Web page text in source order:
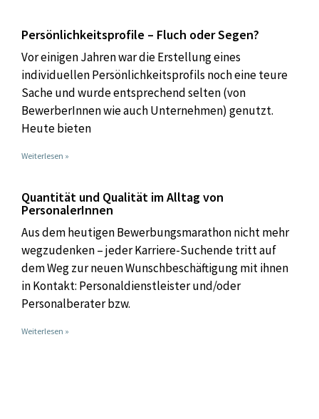
Persönlichkeitsprofile – Fluch oder Segen?
Vor einigen Jahren war die Erstellung eines
individuellen Persönlichkeitsprofils noch eine teure
Sache und wurde entsprechend selten (von
BewerberInnen wie auch Unternehmen) genutzt.
Heute bieten
Weiterlesen »
Quantität und Qualität im Alltag von
PersonalerInnen
Aus dem heutigen Bewerbungsmarathon nicht mehr
wegzudenken – jeder Karriere-Suchende tritt auf
dem Weg zur neuen Wunschbeschäftigung mit ihnen
in Kontakt: Personaldienstleister und/oder
Personalberater bzw.
Weiterlesen »